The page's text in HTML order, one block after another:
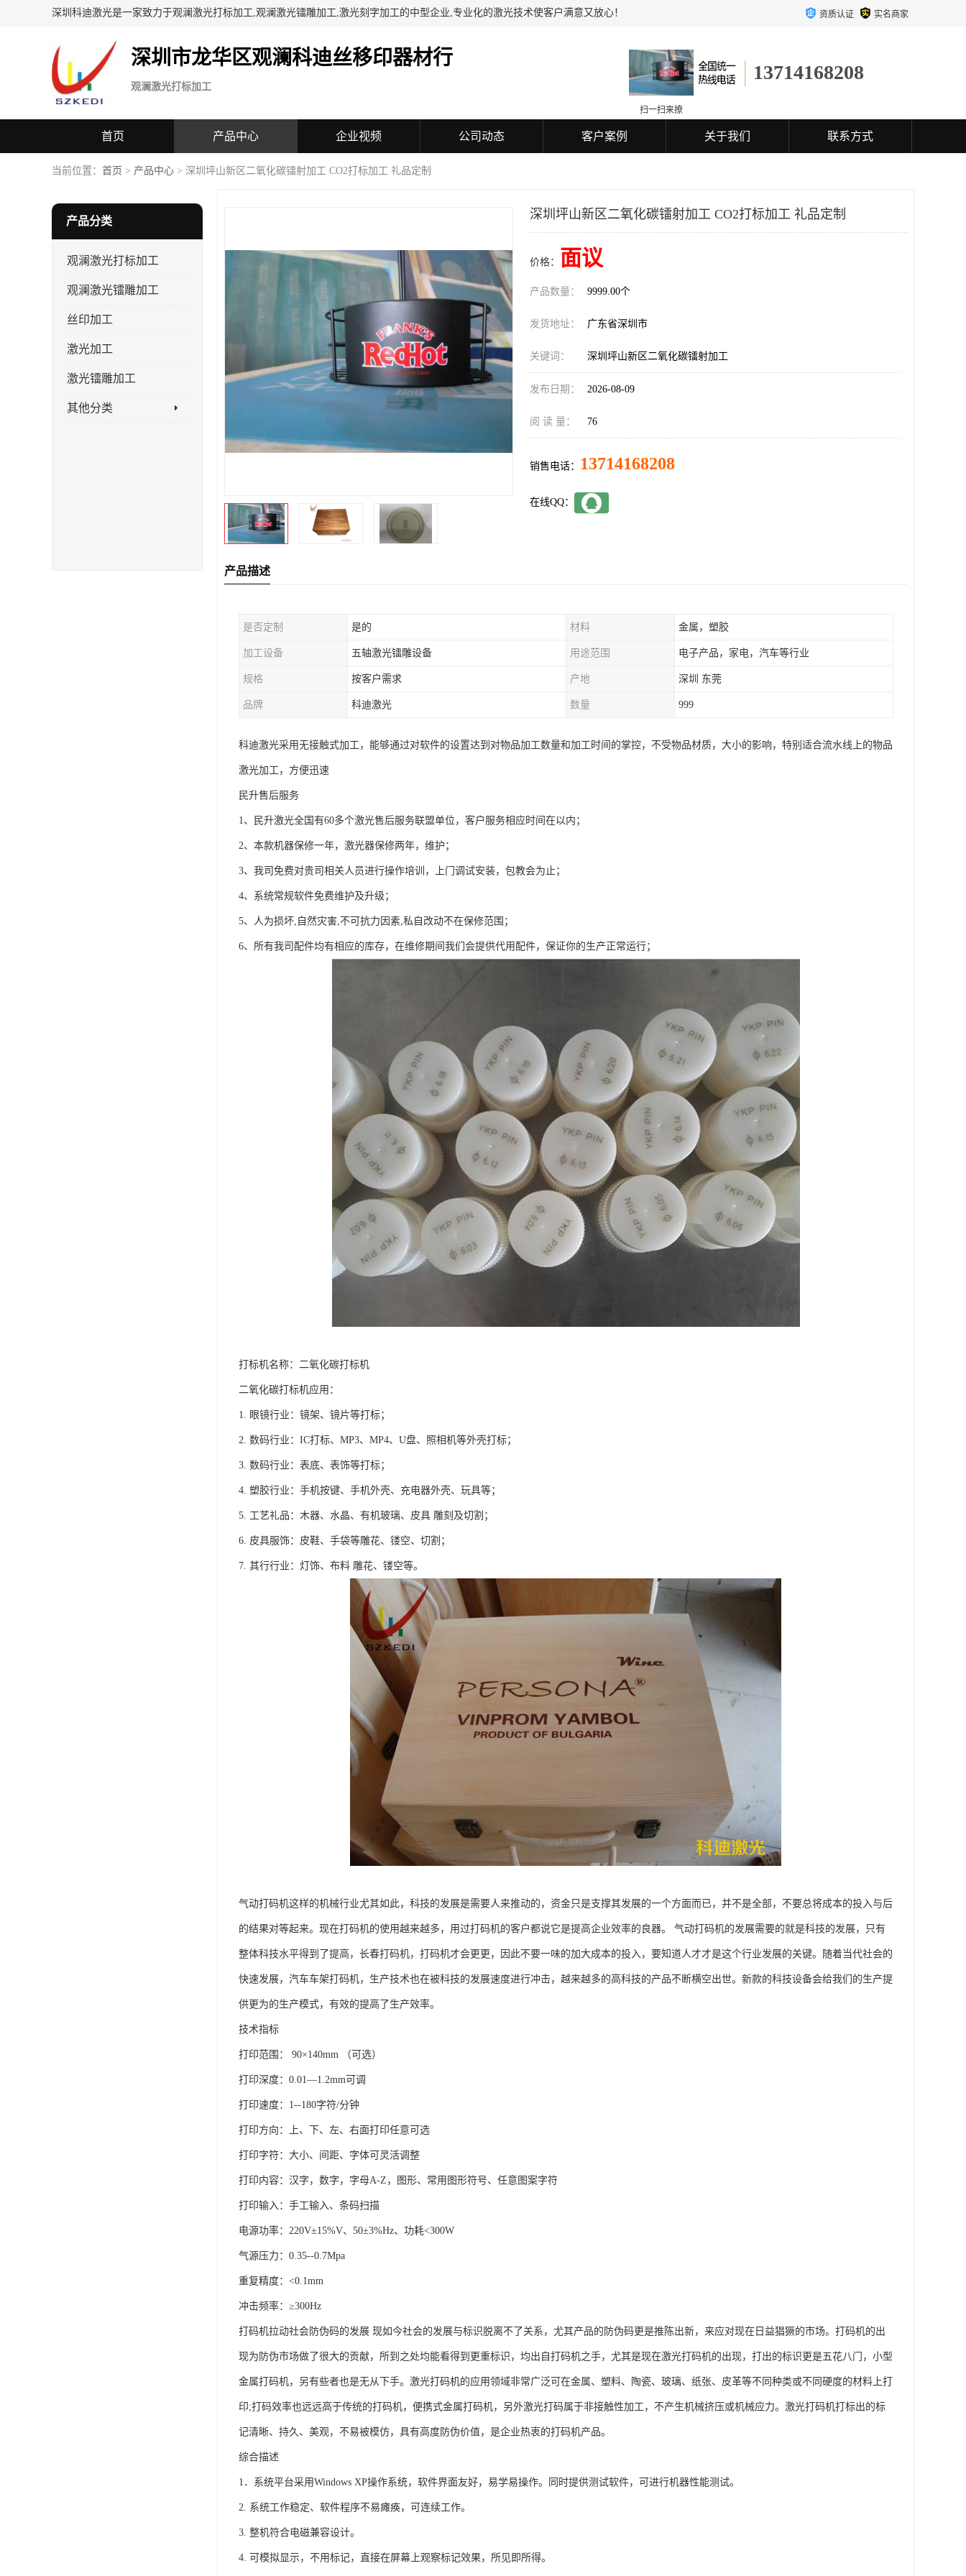
深圳科迪激光是一家致力于观澜激光打标加工,观澜激光镭雕加工,激光刻字加工的中型企业,专业化的激光技术使客户满意又放心！ 资质认证 实名商家
深圳市龙华区观澜科迪丝移印器材行
观澜激光打标加工
13714168208
扫一扫来撩
首页 产品中心 企业视频 公司动态 客户案例 关于我们 联系方式
当前位置： 首页 > 产品中心 > 深圳坪山新区二氧化碳镭射加工 CO2打标加工 礼品定制
产品分类
观澜激光打标加工
观澜激光镭雕加工
丝印加工
激光加工
激光镭雕加工
其他分类
深圳坪山新区二氧化碳镭射加工 CO2打标加工 礼品定制
价格： 面议
产品数量： 9999.00个
发货地址： 广东省深圳市
关键词： 深圳坪山新区二氧化碳镭射加工
发布日期： 2026-08-09
阅 读 量： 76
销售电话： 13714168208
在线QQ：
产品描述
是否定制 是的 材料 金属，塑胶
加工设备 五轴激光镭雕设备 用途范围 电子产品，家电，汽车等行业
规格 按客户需求 产地 深圳 东莞
品牌 科迪激光 数量 999
科迪激光采用无接触式加工，能够通过对软件的设置达到对物品加工数量和加工时间的掌控，不受物品材质，大小的影响，特别适合流水线上的物品
激光加工，方便迅速
民升售后服务
1、民升激光全国有60多个激光售后服务联盟单位，客户服务相应时间在以内；
2、本款机器保修一年，激光器保修两年，维护；
3、我司免费对贵司相关人员进行操作培训，上门调试安装，包教会为止；
4、系统常规软件免费维护及升级；
5、人为损坏,自然灾害,不可抗力因素,私自改动不在保修范围；
6、所有我司配件均有相应的库存，在维修期间我们会提供代用配件，保证你的生产正常运行；
打标机名称：二氧化碳打标机
二氧化碳打标机应用：
1. 眼镜行业：镜架、镜片等打标；
2. 数码行业：IC打标、MP3、MP4、U盘、照相机等外壳打标；
3. 数码行业：表底、表饰等打标；
4. 塑胶行业：手机按键、手机外壳、充电器外壳、玩具等；
5. 工艺礼品：木器、水晶、有机玻璃、皮具 雕刻及切割；
6. 皮具服饰：皮鞋、手袋等雕花、镂空、切割；
7. 其行行业：灯饰、布料 雕花、镂空等。
气动打码机这样的机械行业尤其如此，科技的发展是需要人来推动的，资金只是支撑其发展的一个方面而已，并不是全部，不要总将成本的投入与后
的结果对等起来。现在打码机的使用越来越多，用过打码机的客户都说它是提高企业效率的良器。 气动打码机的发展需要的就是科技的发展，只有
整体科技水平得到了提高，长春打码机，打码机才会更更，因此不要一味的加大成本的投入，要知道人才才是这个行业发展的关键。随着当代社会的
快速发展，汽车车架打码机，生产技术也在被科技的发展速度进行冲击，越来越多的高科技的产品不断横空出世。新款的科技设备会给我们的生产提
供更为的生产模式，有效的提高了生产效率。
技术指标
打印范围： 90×140mm （可选）
打印深度：0.01—1.2mm可调
打印速度：1--180字符/分钟
打印方向：上、下、左、右面打印任意可选
打印字符：大小、间距、字体可灵活调整
打印内容：汉字，数字，字母A-Z，图形、常用图形符号、任意图案字符
打印输入：手工输入、条码扫描
电源功率：220V±15%V、50±3%Hz、功耗<300W
气源压力：0.35--0.7Mpa
重复精度：<0.1mm
冲击频率：≥300Hz
打码机拉动社会防伪码的发展 现如今社会的发展与标识脱离不了关系，尤其产品的防伪码更是推陈出新，来应对现在日益猖獗的市场。打码机的出
现为防伪市场做了很大的贡献，所到之处均能看得到更重标识，均出自打码机之手，尤其是现在激光打码机的出现，打出的标识更是五花八门，小型
金属打码机，另有些者也是无从下手。激光打码机的应用领域非常广泛可在金属、塑料、陶瓷、玻璃、纸张、皮革等不同种类或不同硬度的材料上打
印;打码效率也远远高于传统的打码机，便携式金属打码机，另外激光打码属于非接触性加工，不产生机械挤压或机械应力。激光打码机打标出的标
记清晰、持久、美观，不易被模仿，具有高度防伪价值，是企业热衷的打码机产品。
综合描述
1．系统平台采用Windows XP操作系统，软件界面友好，易学易操作。同时提供测试软件，可进行机器性能测试。
2. 系统工作稳定、软件程序不易瘫痪，可连续工作。
3. 整机符合电磁兼容设计。
4. 可模拟显示，不用标记，直接在屏幕上观察标记效果，所见即所得。